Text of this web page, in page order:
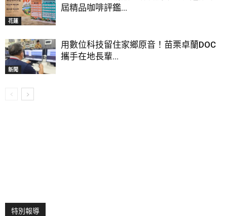
花蓮
屆精品咖啡評鑑...
新聞
用數位科技留住家鄉原音！苗栗卓蘭DOC
攜手在地長輩...
特別報導